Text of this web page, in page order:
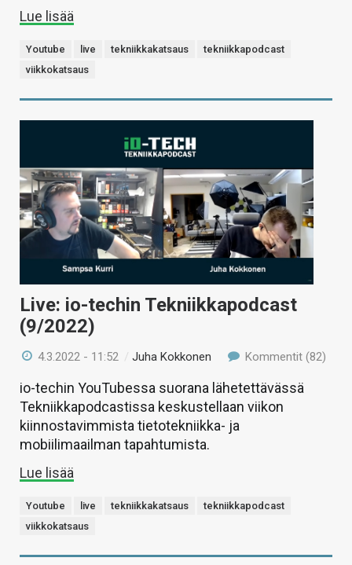
Lue lisää
Youtube live tekniikkakatsaus
tekniikkapodcast
viikkokatsaus
Live: io-techin Tekniikkapodcast
(9/2022)
4.3.2022 - 11:52 /Juha Kokkonen Kommentit (82)
io-techin YouTubessa suorana lähetettävässä
Tekniikkapodcastissa keskustellaan viikon
kiinnostavimmista tietotekniikka- ja
mobiilimaailman tapahtumista.
Lue lisää
Youtube live tekniikkakatsaus
tekniikkapodcast
viikkokatsaus